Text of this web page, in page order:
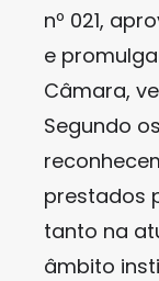
nº 021,
e
Câmara,
Segundo
prestados
tanto na
âmbito